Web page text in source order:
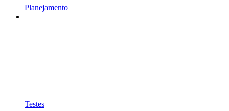
Planejamento
Testes